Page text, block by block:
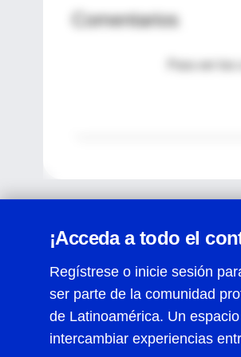
Comentarios
Para ver
¡Acceda a todo el
Regístrese o inicie sesión
ser parte de la comunidad
de Latinoamérica. Un
intercambiar experiencias
Centro de Ayuda
Términos y condiciones|